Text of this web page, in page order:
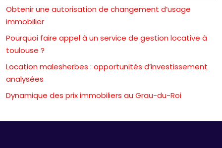
Obtenir une autorisation de changement d’usage
immobilier
Pourquoi faire appel à un service de gestion locative à
toulouse ?
Location malesherbes : opportunités d’investissement
analysées
Dynamique des prix immobiliers au Grau-du-Roi